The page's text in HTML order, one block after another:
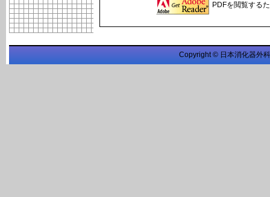
PDFを閲覧する
Copyright © 日本消化器外